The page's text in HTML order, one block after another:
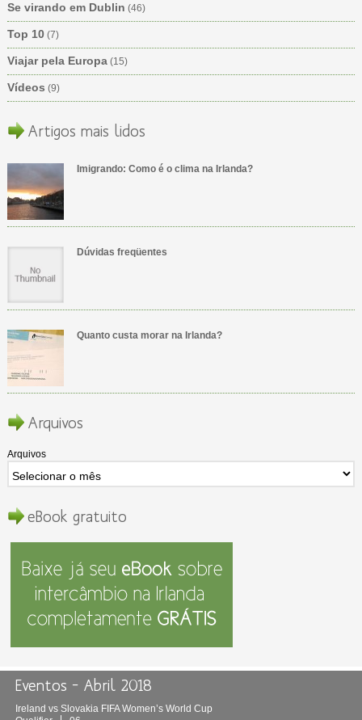
Se virando em Dublin (46)
Top 10(7)
Viajar pela Europa(15)
Vídeos (9)
Artigos mais lidos
Imigrando: Como é o clima na Irlanda?
Dúvidas freqüentes
Quanto custa morar na Irlanda?
Arquivos
Arquivos
eBook gratuito
Eventos – Abril 2018
Ireland vs Slovakia FIFA Women’s World Cup